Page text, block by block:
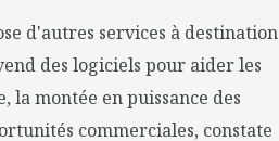
d'autres services à destination
des logiciels pour aider les
montée en puissance des
commerciales, constate